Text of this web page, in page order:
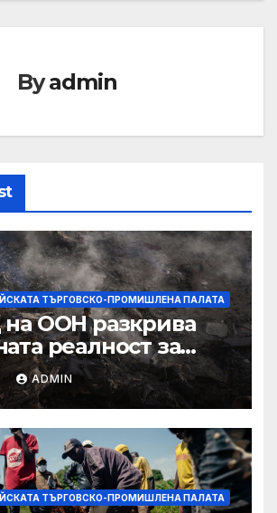
Byadmin
ТЪРГОВСКО-ПРОМИШЛЕНА ПАЛАТА
ООН разкрива
реалност за
в Газа,
бряг
ADMIN
ТЪРГОВСКО-ПРОМИШЛЕНА ПАЛАТА